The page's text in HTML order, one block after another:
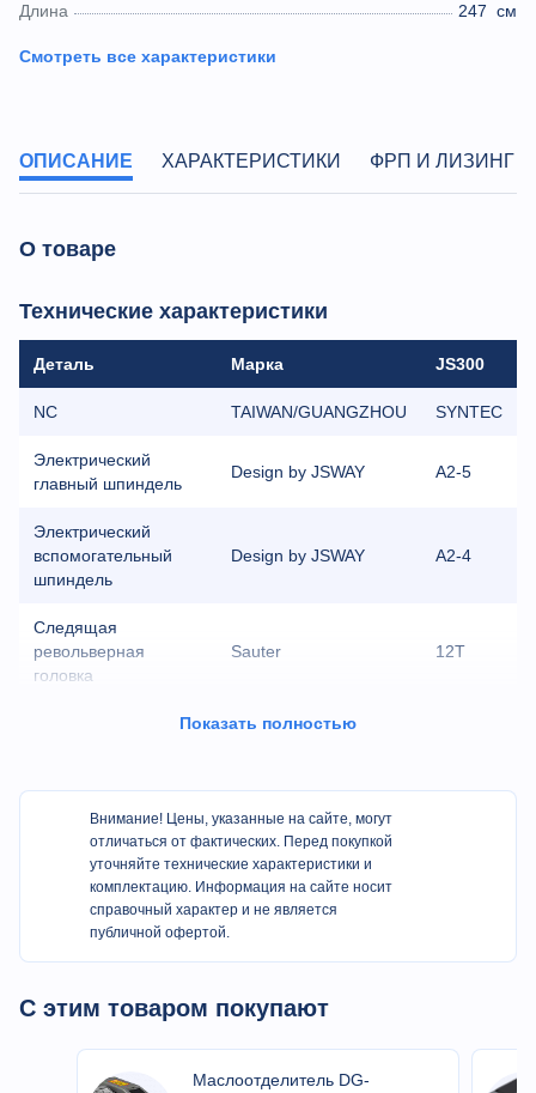
Длина
247 см
Смотреть все характеристики
ОПИСАНИЕ ХАРАКТЕРИСТИКИ ФРП И ЛИЗИНГ
О товаре
Технические характеристики
Деталь Марка JS300
NC TAIWAN/GUANGZHOU SYNTEC
Электрический
главный шпиндель
Design by JSWAY А2-5
Электрический
вспомогательный
шпиндель
Design by JSWAY А2-4
Следящая
револьверная
головка
Sauter 12Т
Серводвигатель оси
Japan YASKAWA
Главный цилиндр
шпинделя
6
Подшпиндельный
цилиндр
chandox/autogrip
Мощность главного
шпинделя
Мощность
шпинделя
Показать полностью
Внимание! Цены, указанные на сайте, могут
отличаться от фактических. Перед покупкой
уточняйте технические характеристики и
комплектацию. Информация на сайте носит
справочный характер и не является
публичной офертой.
С этим товаром покупают
Маслоотделитель DG-